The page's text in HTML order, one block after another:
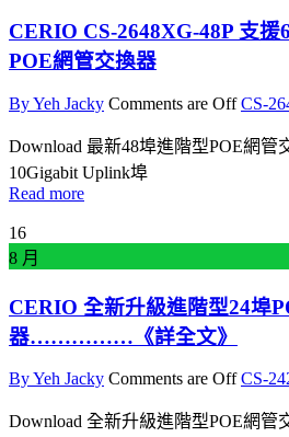
CERIO CS-2648XG-48P 支援
POE網管交換器
By Yeh Jacky Comments are Off CS-
Download 最新48埠進階型POE網管
10Gigabit Uplink埠
Read more
16
8 月
CERIO 全新升級進階型24埠
器……………《詳全文》
By Yeh Jacky Comments are Off CS-
Download 全新升級進階型POE網管